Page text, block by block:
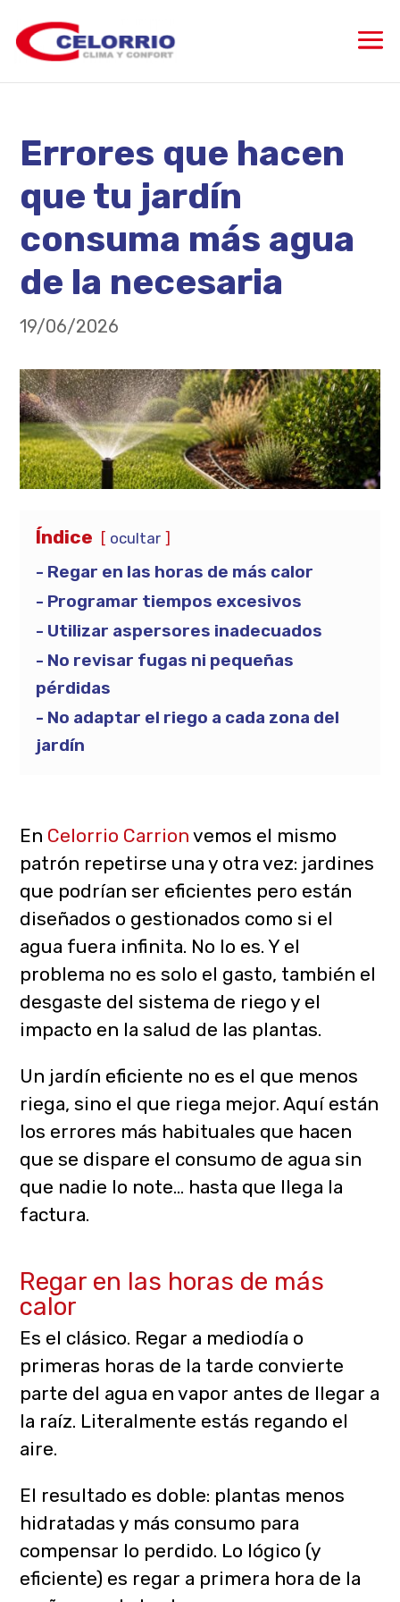
Errores que hacen
que tu jardín
consuma más agua
de la necesaria
19/06/2026
Índice ocultar
Regar en las horas de más calor
Programar tiempos excesivos
Utilizar aspersores inadecuados
No revisar fugas ni pequeñas
pérdidas
No adaptar el riego a cada zona del
jardín
En Celorrio Carrion vemos el mismo
patrón repetirse una y otra vez: jardines
que podrían ser eficientes pero están
diseñados o gestionados como si el
agua fuera infinita. No lo es. Y el
problema no es solo el gasto, también el
desgaste del sistema de riego y el
impacto en la salud de las plantas.
Un jardín eficiente no es el que menos
riega, sino el que riega mejor. Aquí están
los errores más habituales que hacen
que se dispare el consumo de agua sin
que nadie lo note… hasta que llega la
factura.
Regar en las horas de más
calor
Es el clásico. Regar a mediodía o
primeras horas de la tarde convierte
parte del agua en vapor antes de llegar a
la raíz. Literalmente estás regando el
aire.
El resultado es doble: plantas menos
hidratadas y más consumo para
compensar lo perdido. Lo lógico (y
eficiente) es regar a primera hora de la